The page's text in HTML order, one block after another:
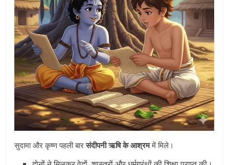
सुदामा और कृष्ण पहली बारसंदीपनी ऋषि के आश्रममें मिले।